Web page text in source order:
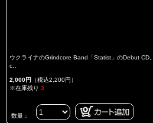
ウクライナのGrindcore Band「Statist」のDebut CD
c.。
2,000円 （税込2,200円）
※在庫残り 3
数量：